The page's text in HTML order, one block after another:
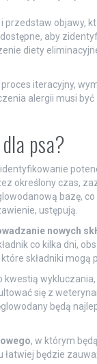
przedstaw objawy,
aby
diety
iteracyjny,
alergii musi
psa?
określony czas,
bazę,
ustępują.
nowych
co kilka dni,
składniki mogą
się z
będą
, w którym
będzie